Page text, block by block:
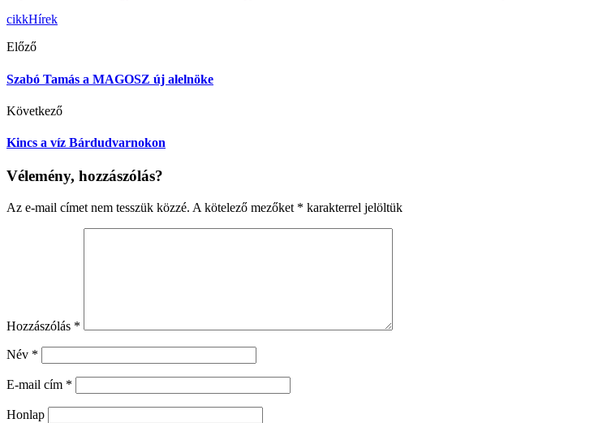
cikkHírek
Előző
Szabó Tamás a MAGOSZ új alelnöke
Következő
Kincs a víz Bárdudvarnokon
Vélemény, hozzászólás?
Az e-mail címet nem tesszük közzé. A kötelező mezőket * karakterrel jelöltük
Hozzászólás *
Név *
E-mail cím *
Honlap